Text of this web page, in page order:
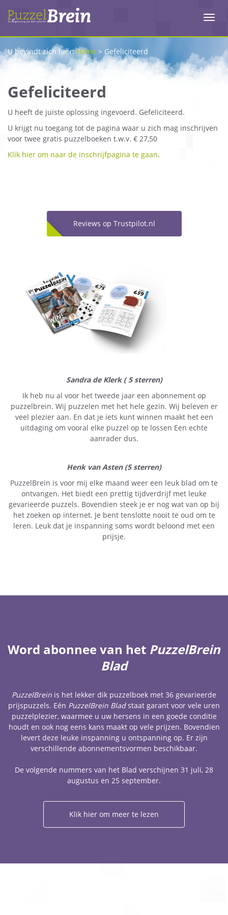
U bevindt zich hier:Home > Gefeliciteerd
Gefeliciteerd
U heeft de juiste oplossing ingevoerd. Gefeliciteerd.
U krijgt nu toegang tot de pagina waar u zich mag inschrijven
voor twee gratis puzzelboeken t.w.v. € 27,50
Klik hier om naar de inschrijfpagina te gaan.
Reviews op Trustpilot.nl
Sandra de Klerk ( 5 sterren)
Ik heb nu al voor het tweede jaar een abonnement op
puzzelbrein. Wij puzzelen met het hele gezin. Wij beleven er
veel plezier aan. En dat je iets kunt winnen maakt het een
uitdaging om vooral elke puzzel op te lossen Een echte
aanrader dus.
Henk van Asten (5 sterren)
PuzzelBrein is voor mij elke maand weer een leuk blad om te
ontvangen. Het biedt een prettig tijdverdrijf met leuke
gevarieerde puzzels. Bovendien steek je er nog wat van op bij
het zoeken op internet. Je bent tenslotte nooit te oud om te
leren. Leuk dat je inspanning soms wordt beloond met een
prijsje.
Word abonnee van het PuzzelBrein
Blad
PuzzelBrein is het lekker dik puzzelboek met 36 gevarieerde
prijspuzzels. Eén PuzzelBrein Bladstaat garant voor vele uren
puzzelplezier, waarmee u uw hersens in een goede conditie
houdt en ook nog eens kans maakt op vele prijzen. Bovendien
levert deze leuke inspanning u ontspanning op. Er zijn
verschillende abonnementsvormen beschikbaar.
De volgende nummers van het Blad verschijnen 31 juli, 28
augustus en 25 september.
Klik hier om meer te lezen